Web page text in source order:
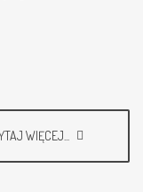
WIĘCEJ...